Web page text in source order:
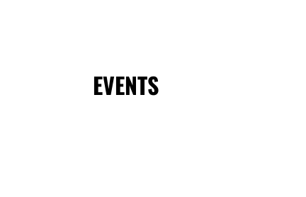
EVENTS